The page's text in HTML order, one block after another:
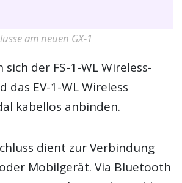
am neuen GX-1
der FS-1-WL Wireless-
das EV-1-WL Wireless
kabellos anbinden.
dient zur Verbindung
Mobilgerät. Via Bluetooth